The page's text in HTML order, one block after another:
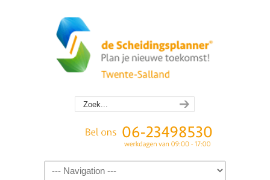
Navigation